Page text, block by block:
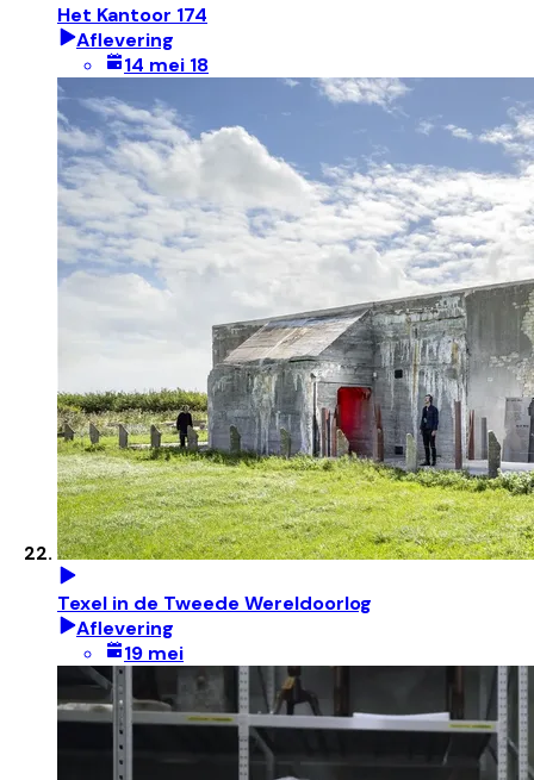
Het Kantoor 174
Aflevering
14 mei 18
Texel in de Tweede Wereldoorlog
Aflevering
19 mei